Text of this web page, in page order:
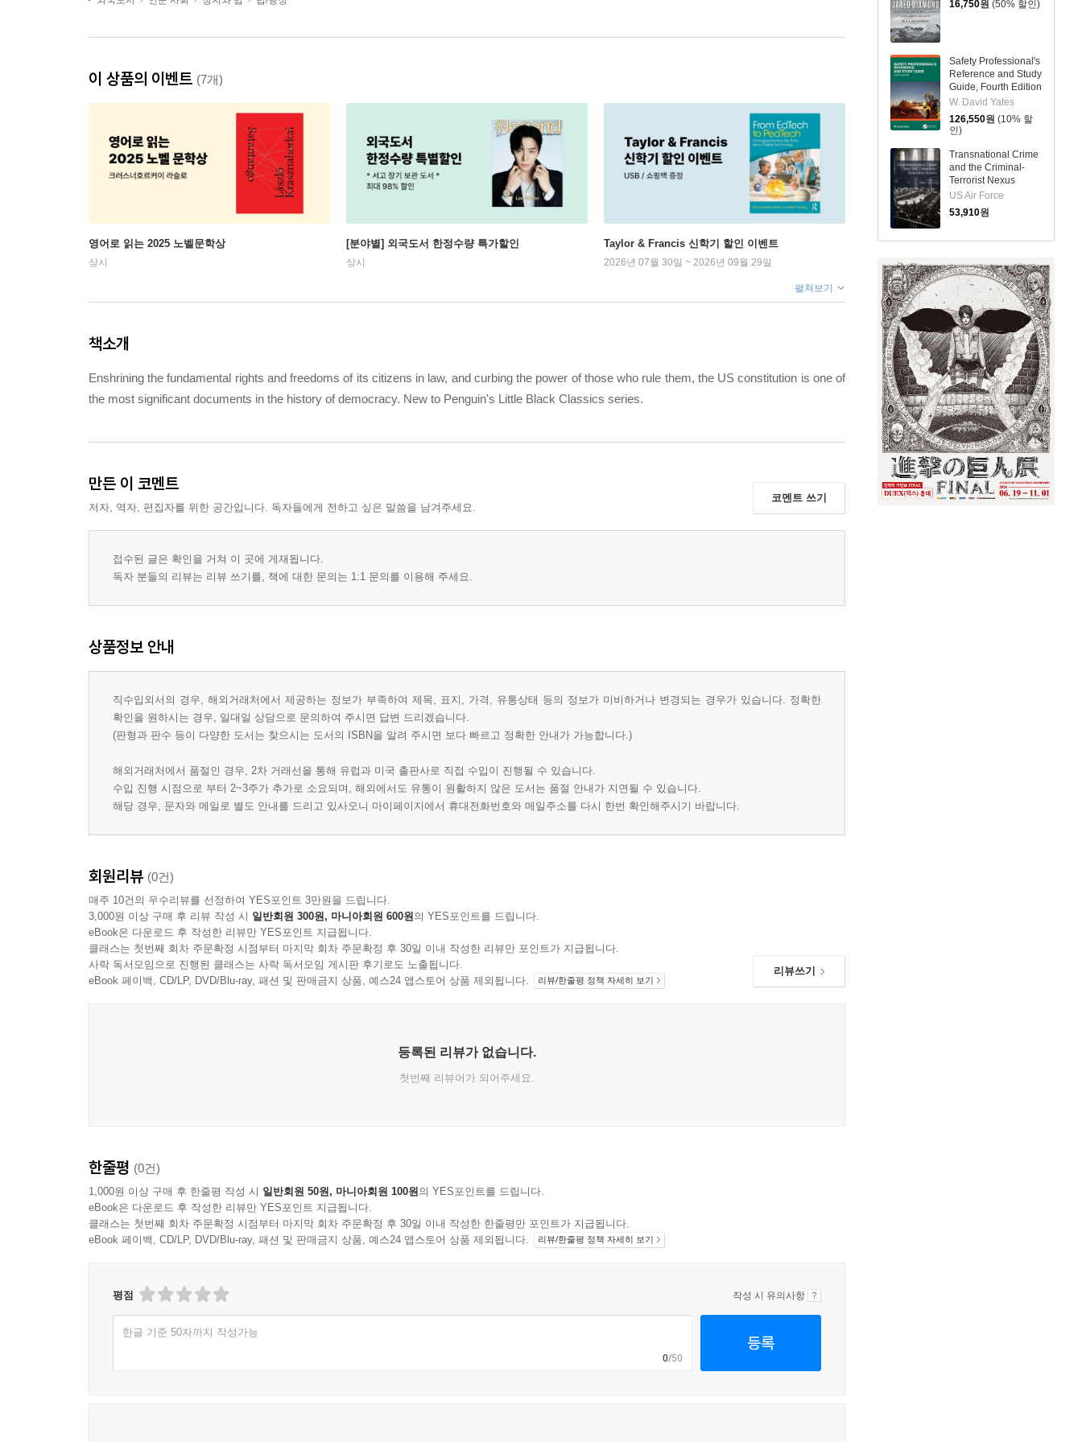
16,750원 (50% 할인)
Safety Professional's
Reference and Study
Guide, Fourth Edition
W. David Yates
126,550원 (10% 할
인)
Transnational Crime
and the Criminal-
Terrorist Nexus
US Air Force
53,910원
이 상품의 이벤트 (7개)
영어로 읽는 2025 노벨문학상
상시
[분야별] 외국도서 한정수량 특가할인
상시
Taylor & Francis 신학기 할인 이벤트
2026년 07월 30일 ~ 2026년 09월 29일
펼쳐보기
책소개
Enshrining the fundamental rights and freedoms of its citizens in law, and curbing the power of those who rule them, the US constitution is one of
the most significant documents in the history of democracy. New to Penguin's Little Black Classics series.
만든 이 코멘트
저자, 역자, 편집자를 위한 공간입니다. 독자들에게 전하고 싶은 말씀을 남겨주세요.
코멘트 쓰기
접수된 글은 확인을 거쳐 이 곳에 게재됩니다.
독자 분들의 리뷰는 리뷰 쓰기를, 책에 대한 문의는 1:1 문의를 이용해 주세요.
상품정보 안내
직수입외서의 경우, 해외거래처에서 제공하는 정보가 부족하여 제목, 표지, 가격, 유통상태 등의 정보가 미비하거나 변경되는 경우가 있습니다. 정확한
확인을 원하시는 경우, 일대일 상담으로 문의하여 주시면 답변 드리겠습니다.
(판형과 판수 등이 다양한 도서는 찾으시는 도서의 ISBN을 알려 주시면 보다 빠르고 정확한 안내가 가능합니다.)
해외거래처에서 품절인 경우, 2차 거래선을 통해 유럽과 미국 출판사로 직접 수입이 진행될 수 있습니다.
수입 진행 시점으로 부터 2~3주가 추가로 소요되며, 해외에서도 유통이 원활하지 않은 도서는 품절 안내가 지연될 수 있습니다.
해당 경우, 문자와 메일로 별도 안내를 드리고 있사오니 마이페이지에서 휴대전화번호와 메일주소를 다시 한번 확인해주시기 바랍니다.
회원리뷰 (0건)
매주 10건의 우수리뷰를 선정하여 YES포인트 3만원을 드립니다.
3,000원 이상 구매 후 리뷰 작성 시 일반회원 300원, 마니아회원 600원의 YES포인트를 드립니다.
eBook은 다운로드 후 작성한 리뷰만 YES포인트 지급됩니다.
클래스는 첫번째 회차 주문확정 시점부터 마지막 회차 주문확정 후 30일 이내 작성한 리뷰만 포인트가 지급됩니다.
사락 독서모임으로 진행된 클래스는 사락 독서모임 게시판 후기로도 노출됩니다.
eBook 페이백, CD/LP, DVD/Blu-ray, 패션 및 판매금지 상품, 예스24 앱스토어 상품 제외됩니다.
리뷰/한줄평 정책 자세히 보기
리뷰쓰기
등록된 리뷰가 없습니다.
첫번째 리뷰어가 되어주세요.
한줄평 (0건)
1,000원 이상 구매 후 한줄평 작성 시 일반회원 50원, 마니아회원 100원의 YES포인트를 드립니다.
eBook은 다운로드 후 작성한 리뷰만 YES포인트 지급됩니다.
클래스는 첫번째 회차 주문확정 시점부터 마지막 회차 주문확정 후 30일 이내 작성한 한줄평만 포인트가 지급됩니다.
eBook 페이백, CD/LP, DVD/Blu-ray, 패션 및 판매금지 상품, 예스24 앱스토어 상품 제외됩니다.
리뷰/한줄평 정책 자세히 보기
평점 작성 시 유의사항
한글 기준 50자까지 작성가능
0/50
등록